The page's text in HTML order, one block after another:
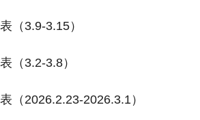
（3.9-3.15）
（3.2-3.8）
（2026.2.23-2026.3.1）